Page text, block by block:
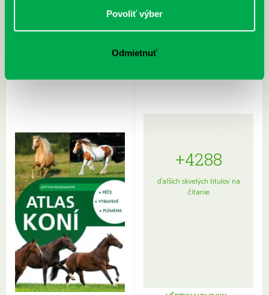
Povoliť výber
Odmietnuť
Sprievodca po hviezdnej oblohe
kompletný sprievodca
+4288
ďalších skvelých titulov na
čítanie